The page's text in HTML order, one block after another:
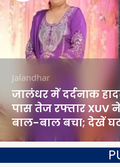
Jalandhar
जालंधर में दर्दनाक
पास तेज रफ्तार XUV
बाल-बाल बचा; देखें